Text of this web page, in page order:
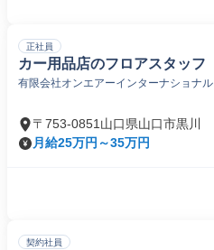
正社員
カー用品店のフロアスタッフ
有限会社オンエアーインターナショナル
〒753-0851山口県山口市黒川
月給25万円～35万円
契約社員